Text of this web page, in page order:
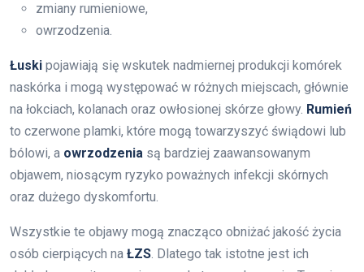
zmiany rumieniowe,
owrzodzenia.
Łuski pojawiają się wskutek nadmiernej produkcji komórek
naskórka i mogą występować w różnych miejscach, głównie
na łokciach, kolanach oraz owłosionej skórze głowy. Rumień
to czerwone plamki, które mogą towarzyszyć świądowi lub
bólowi, a owrzodzenia są bardziej zaawansowanym
objawem, niosącym ryzyko poważnych infekcji skórnych
oraz dużego dyskomfortu.
Wszystkie te objawy mogą znacząco obniżać jakość życia
osób cierpiących na ŁZS. Dlatego tak istotne jest ich